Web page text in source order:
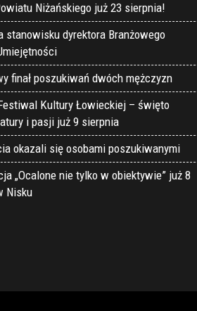
Niżańskiego już 23 sierpnia!
stanowisku dyrektora Branżowego
finał poszukiwań dwóch mężczyzn
Kultury Łowieckiej – święto
i pasji już 9 sierpnia
okazali się osobami poszukiwanymi
„Ocalone nie tylko w obiektywie” już 8
Nisku